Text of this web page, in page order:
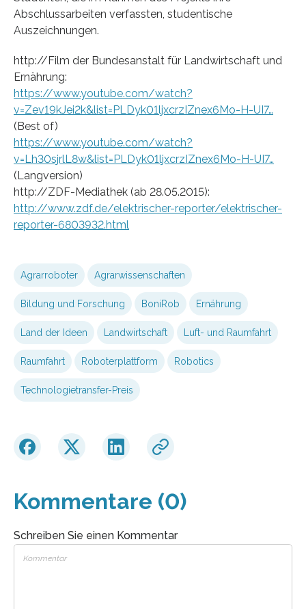
Abschlussarbeiten verfassten, studentische
Auszeichnungen.
http://Film der Bundesanstalt für Landwirtschaft und
Ernährung:
https://www.youtube.com/watch?
v=Zev19kJei2k&list=PLDyk01ljxcrzIZnex6Mo-H-UI7…
(Best of)
https://www.youtube.com/watch?
v=Lh30sjrlL8w&list=PLDyk01ljxcrzIZnex6Mo-H-UI7…
(Langversion)
http://ZDF-Mediathek (ab 28.05.2015):
http://www.zdf.de/elektrischer-reporter/elektrischer-
reporter-6803932.html
Agrarroboter Agrarwissenschaften
Bildung und Forschung BoniRob Ernährung
Land der Ideen Landwirtschaft Luft- und Raumfahrt
Raumfahrt Roboterplattform Robotics
Technologietransfer-Preis
Kommentare (0)
Schreiben Sie einen Kommentar